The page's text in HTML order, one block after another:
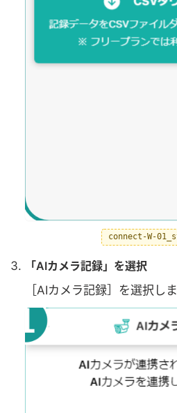
connect-W-
「AIカメラ記録」を選択
［AIカメラ記録］を選択しま